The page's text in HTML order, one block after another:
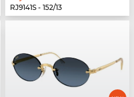
RJ9141S - 152/13